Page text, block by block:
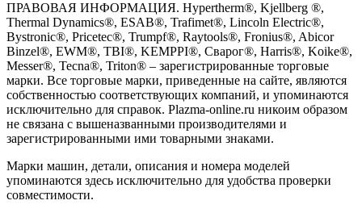
ПРАВОВАЯ ИНФОРМАЦИЯ. Hypertherm®, Kjellberg ®,
Thermal Dynamics®, ESAB®, Trafimet®, Lincoln Electric®,
Bystronic®, Pricetec®, Trumpf®, Raytools®, Fronius®, Abicor
Binzel®, EWM®, TBI®, KEMPPI®, Сварог®, Harris®, Koike®,
Messer®, Tecna®, Triton® – зарегистрированные торговые
марки. Все торговые марки, приведенные на сайте, являются
собственностью соответствующих компаний, и упоминаются
исключительно для справок. Plazma-online.ru никоим образом
не связана с вышеназванными производителями и
зарегистрированными ими товарными знаками.
Марки машин, детали, описания и номера моделей
упоминаются здесь исключительно для удобства проверки
совместимости.